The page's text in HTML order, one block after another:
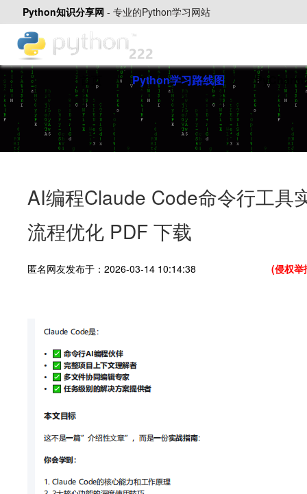
Python知识分享网 - 专业的Python学习网站
首页 Python学习路线图 PyCharm
AI编程Claude Code命令行工具
流程优化 PDF 下载
匿名网友发布于：2026-03-14 10:14:38 (侵权举